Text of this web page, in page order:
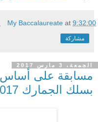
My Baccalaureateat9:32:00 ص
مشاركة
الجمعة، 3 مارس 2017
مسابقة على أساس
بسلك الجمارك 2017